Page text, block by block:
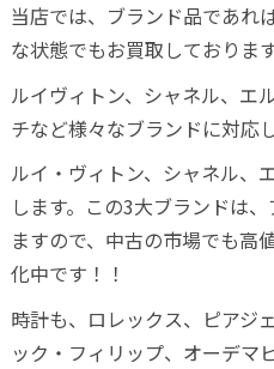
お問い合わせ
当店では、ブランド品であれ
な状態でもお買取しております
ルイヴィトン、シャネル、エ
チなど様々なブランドに対応
ルイ・ヴィトン、シャネル、
します。この3大ブランドは
ますので、中古の市場でも高
化中です！！
時計も、ロレックス、ピアジ
ック・フィリップ、オーデマ